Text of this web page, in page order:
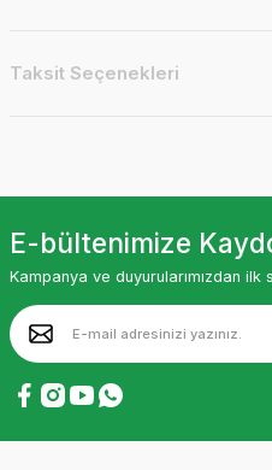
Taksit Seçenekleri
E-bültenimize
Kampanya ve duyurularımızdan ilk